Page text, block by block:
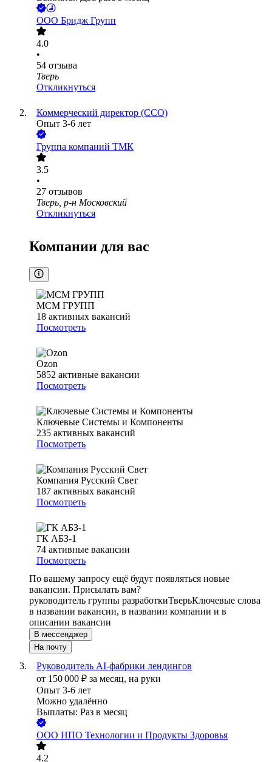
ООО Бридж Групп
4.0
•
54 отзыва
Тверь
Откликнуться
Коммерческий директор (CCO)
Опыт 3-6 лет
Группа компаний ТМК
3.5
•
27 отзывов
Тверь, р-н Московский
Откликнуться
Компании для вас
МСМ ГРУПП
18 активных вакансий
Посмотреть
Ozon
5852 активные вакансии
Посмотреть
Ключевые Системы и Компоненты
235 активных вакансий
Посмотреть
Компания Русский Свет
187 активных вакансий
Посмотреть
ГК АБЗ-1
74 активные вакансии
Посмотреть
По вашему запросу ещё будут появляться новые
вакансии. Присылать вам?
руководитель группы разработкиТверьКлючевые слова
в названии вакансии, в названии компании и в
описании вакансии
В мессенджер
На почту
Руководитель AI-фабрики лендингов
от 150 000 ₽ за месяц, на руки
Опыт 3-6 лет
Можно удалённо
Выплаты: Раз в месяц
ООО НПО Технологии и Продукты Здоровья
4.2